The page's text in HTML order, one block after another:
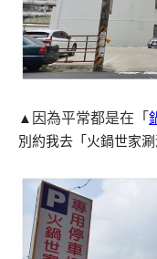
▲ 因為平常都是在「
別約我去「火鍋世家